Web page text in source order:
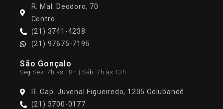
R. Mal. Deodoro, 70
Centro
(21) 3741-4238
(21) 97675-7195
São Gonçalo
Seg-Sex: 7h às 18h | Sáb: 7h às 13h
R. Cap. Juvenal Figueiredo, 1205 Colubandê
(21) 3700-0177